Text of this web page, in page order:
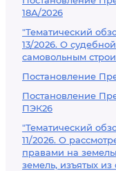
18А/2026
"Тематический
13/2026. О
самовольным
Постановление
Постановление
ПЭК26
"Тематический
11/2026. О
правами на
земель, изъятых